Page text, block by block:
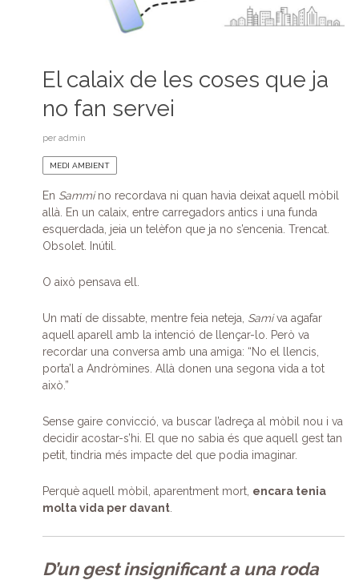
El calaix de les coses que ja
no fan servei
per admin
MEDI AMBIENT
En Sammino recordava ni quan havia deixat aquell mòbil
allà. En un calaix, entre carregadors antics i una funda
esquerdada, jeia un telèfon que ja no s’encenia. Trencat.
Obsolet. Inútil.
O això pensava ell.
Un matí de dissabte, mentre feia neteja, Samiva agafar
aquell aparell amb la intenció de llençar-lo. Però va
recordar una conversa amb una amiga: “No el llencis,
porta’l a Andròmines. Allà donen una segona vida a tot
això.”
Sense gaire convicció, va buscar l’adreça al mòbil nou i va
decidir acostar-s’hi. El que no sabia és que aquell gest tan
petit, tindria més impacte del que podia imaginar.
Perquè aquell mòbil, aparentment mort, encara tenia
molta vida per davant.
D’un gest insignificant a una roda